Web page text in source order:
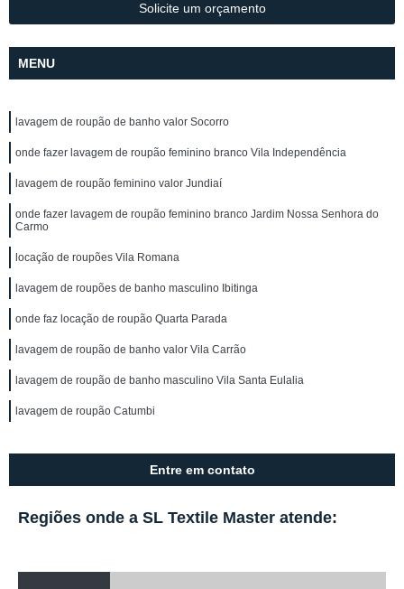
Solicite um orçamento
MENU
lavagem de roupão de banho valor Socorro
onde fazer lavagem de roupão feminino branco Vila Independência
lavagem de roupão feminino valor Jundiaí
onde fazer lavagem de roupão feminino branco Jardim Nossa Senhora do
Carmo
locação de roupões Vila Romana
lavagem de roupões de banho masculino Ibitinga
onde faz locação de roupão Quarta Parada
lavagem de roupão de banho valor Vila Carrão
lavagem de roupão de banho masculino Vila Santa Eulalia
lavagem de roupão Catumbi
Entre em contato
Regiões onde a SL Textile Master atende: